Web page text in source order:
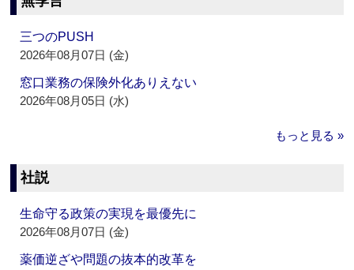
三つのPUSH
2026年08月07日 (金)
窓口業務の保険外化ありえない
2026年08月05日 (水)
もっと見る »
社説
生命守る政策の実現を最優先に
2026年08月07日 (金)
薬価逆ざや問題の抜本的改革を